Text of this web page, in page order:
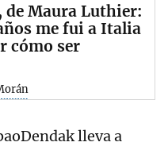
de Maura Luthier:
me fui a Italia
cómo ser
lleva a